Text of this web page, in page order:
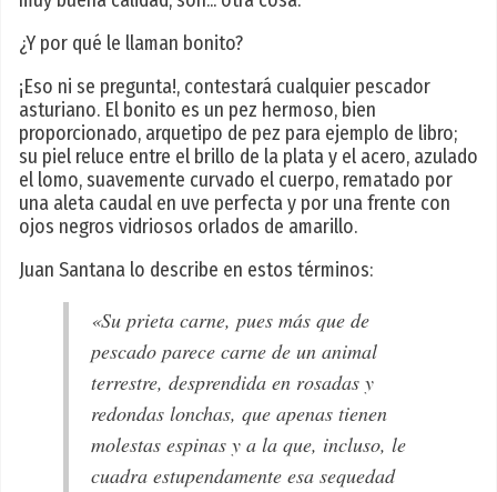
¿Y por qué le llaman bonito?
¡Eso ni se pregunta!, contestará cualquier pescador
asturiano. El bonito es un pez hermoso, bien
proporcionado, arquetipo de pez para ejemplo de libro;
su piel reluce entre el brillo de la plata y el acero, azulado
el lomo, suavemente curvado el cuerpo, rematado por
una aleta caudal en uve perfecta y por una frente con
ojos negros vidriosos orlados de amarillo.
Juan Santana lo describe en estos términos:
«Su prieta carne, pues más que de
pescado parece carne de un animal
terrestre, desprendida en rosadas y
redondas lonchas, que apenas tienen
molestas espinas y a la que, incluso, le
cuadra estupendamente esa sequedad